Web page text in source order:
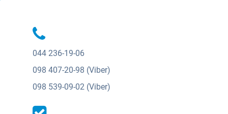
044 236-19-06
098 407-20-98 (Viber)
098 539-09-02 (Viber)